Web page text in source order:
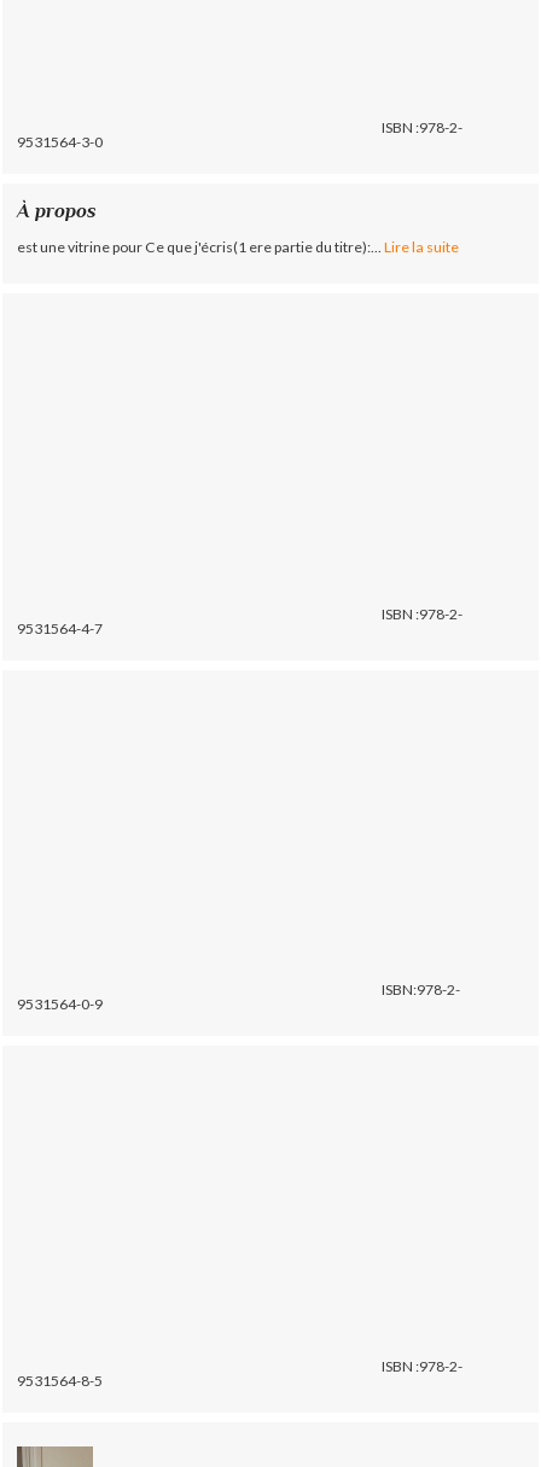
ISBN :978-2-
9531564-3-0
À propos
est une vitrine pour Ce que j'écris(1 ere partie du titre):... Lire la suite
ISBN :978-2-
9531564-4-7
ISBN:978-2-
9531564-0-9
ISBN :978-2-
9531564-8-5